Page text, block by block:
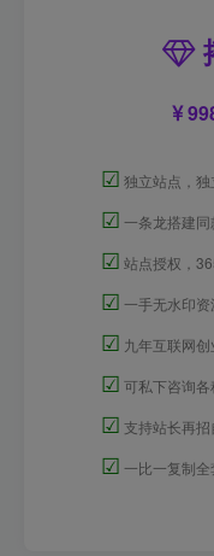
☑ 独立站点，独
☑ 一条龙搭建
☑ 站点授权，
☑ 一手无水印
☑ 九年互联网创
☑ 可私下咨询各
☑ 支持站长再
☑ 一比一复制